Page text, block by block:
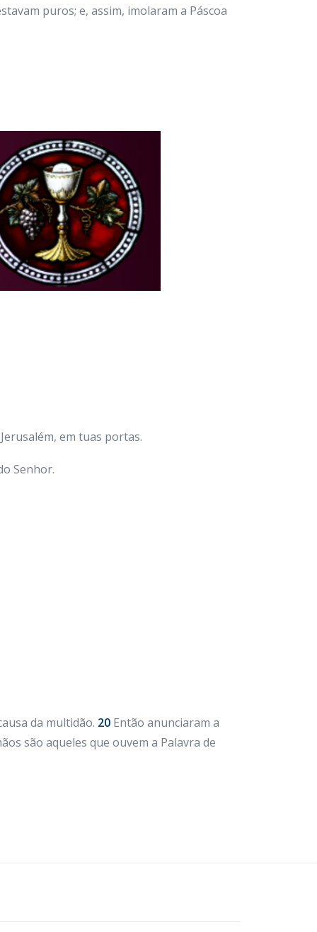
puros; e, assim, imolaram a Páscoa
em tuas portas.
Senhor.
da multidão. 20 Então anunciaram a
são aqueles que ouvem a Palavra de